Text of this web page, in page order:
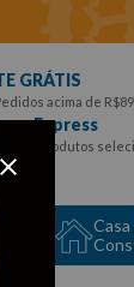
GRÁTIS
acima de
Express
e produtos
Casa